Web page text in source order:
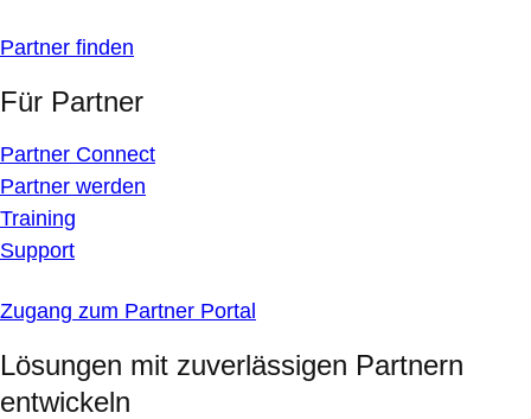
Partner finden
Für Partner
Partner Connect
Partner werden
Training
Support
Zugang zum Partner Portal
Lösungen mit zuverlässigen Partnern
entwickeln